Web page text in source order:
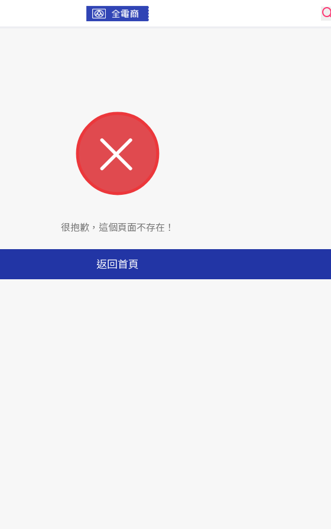
很抱歉，這個頁面不存在！
返回首頁